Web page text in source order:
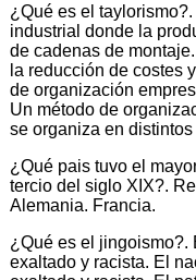
¿Qué es el
industrial donde la
de cadenas de
la reducción de costes
de organización
Un método de
se organiza en
¿Qué pais tuvo el
tercio del siglo XIX?.
Alemania. Francia.
¿Qué es el jingoismo?.
exaltado y racista. El